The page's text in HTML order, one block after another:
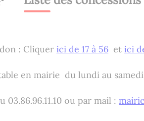
: Cliquerici de 17 à 56 etici
en mairie du lundi au samedi
03.86.96.11.10 ou par mail :